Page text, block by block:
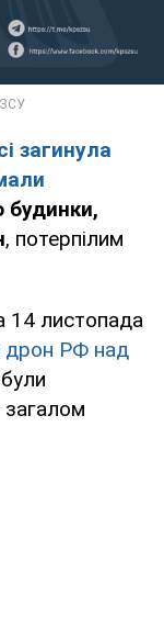
загинула
, потерпілим
14 листопада
дрон РФ над
загалом